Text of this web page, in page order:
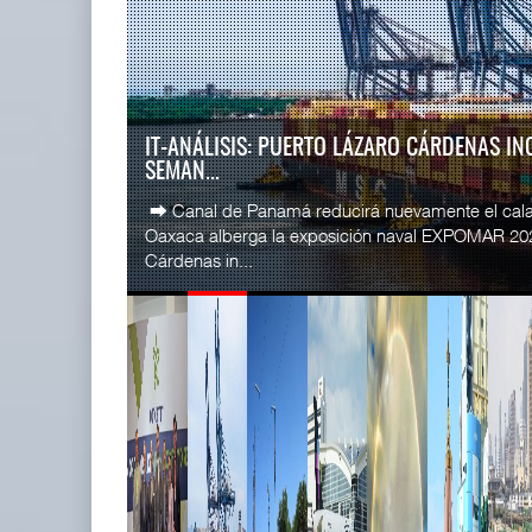
LA ATTRAPI LICITA RED DE
TREN...
La Agencia de Trenes y Transporte Público
licitación pública internacional para contratar el
Miguel Ángel Bres encabezará
seguridad en CON ...
07 AGO 2026
IT-ANÁLISIS: Puerto Lázaro
Cárdenas incorpora ...
06 AGO 2026
READ MORE
SSA
Esperanz
06 JUL
READ MORE
CICE
...
02 JUL
READ MORE
SSA
...
29 JUN
READ MORE